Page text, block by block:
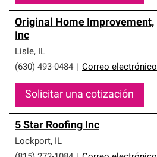
Original Home Improvement,
Inc
Lisle, IL
(630) 493-0484
Correo electrónico
Solicitar una cotización
5 Star Roofing Inc
Lockport, IL